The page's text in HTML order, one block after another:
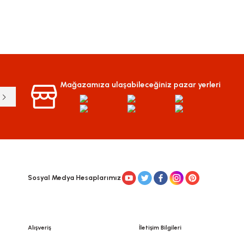
Mağazamıza ulaşabileceğiniz pazar yerleri
Sosyal Medya Hesaplarımız
Alışveriş İletişim Bilgileri